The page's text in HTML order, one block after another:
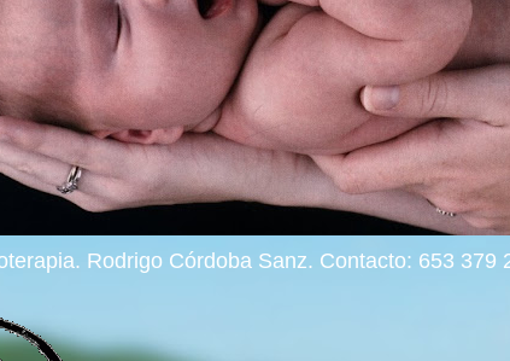
Rodrigo Córdoba Sanz. Contacto: 653 379